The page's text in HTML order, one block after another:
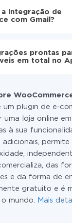
de
a
integração de
com Gmail?
apenas pela
transferida
de pago, se
tarifas.
prontas
em total no
um plugin de e-
uma loja online
à sua
adicionais, permite
das
e da forma de
gratuito e é
mundo.
Mais